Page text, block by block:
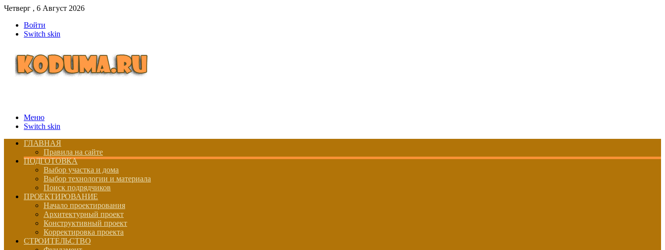
Четверг , 6 Август 2026
Войти
Switch skin
Меню
Switch skin
ГЛАВНАЯ
Правила на сайте
ПОДГОТОВКА
Выбор участка и дома
Выбор технологии и материала
Поиск подрядчиков
ПРОЕКТИРОВАНИЕ
Начало проектирования
Архитектурный проект
Конструктивный проект
Корректировка проекта
СТРОИТЕЛЬСТВО